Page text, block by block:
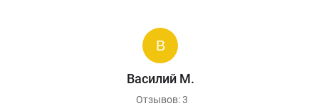
Василий М.
Отзывов: 3